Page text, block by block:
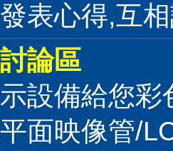
表心得,互
論區
設備給您彩
面映像管/